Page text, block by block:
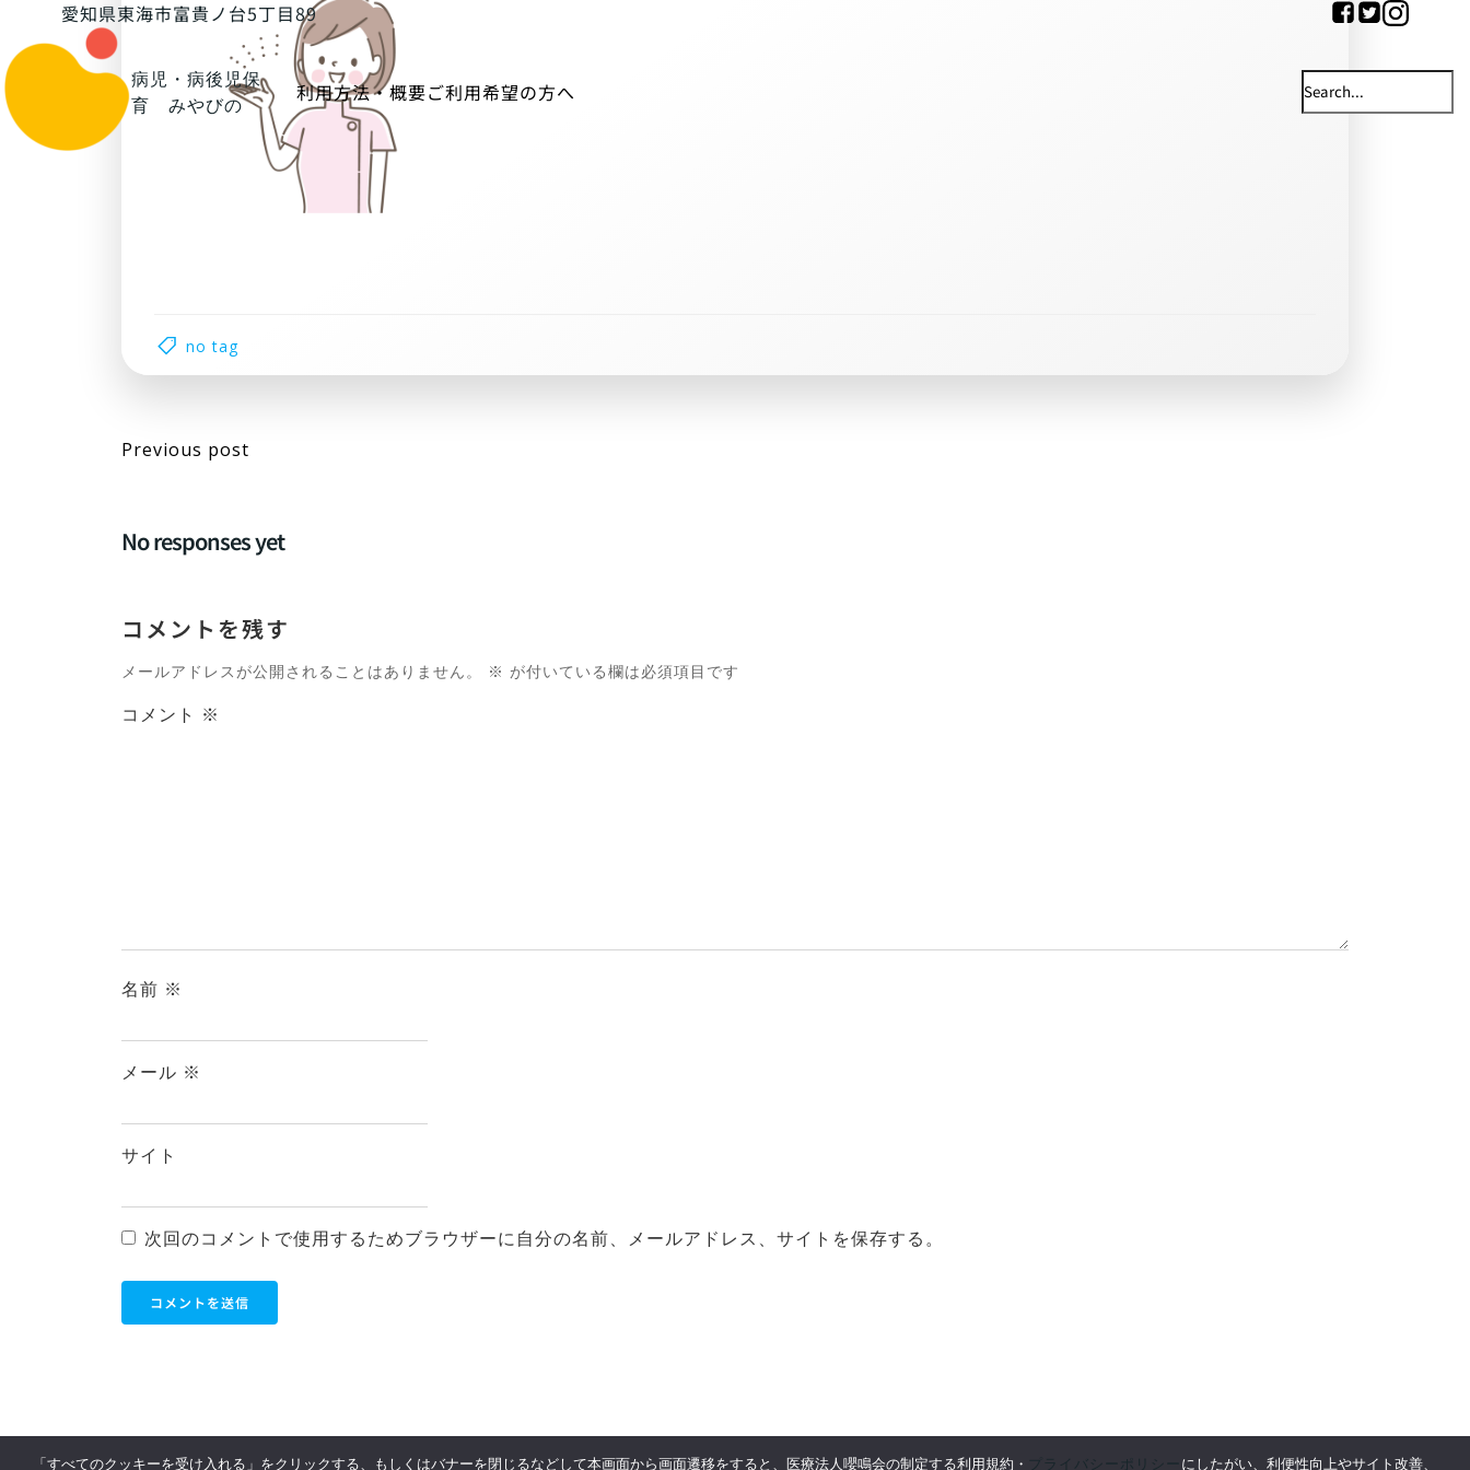
テ
ン
ツ
愛知県東海市富貴ノ台5丁目89
病児・病後児保
育 みやびの
利用方法・概要ご利用希望の方へ
no tag
Post
Previous post
No responses yet
コメントを残す
メールアドレスが公開されることはありません。 ※ が付いている欄は必須項目です
コメント ※
名前 ※
メール ※
サイト
次回のコメントで使用するためブラウザーに自分の名前、メールアドレス、サイトを保存する。
「すべてのクッキーを受け入れる」をクリックする、もしくはバナーを閉じるなどして本画面から画面遷移をすると、医療法人嚶鳴会の制定する利用規約・ プライバシーポリシー にしたがい、利便性向上やサイト改善、